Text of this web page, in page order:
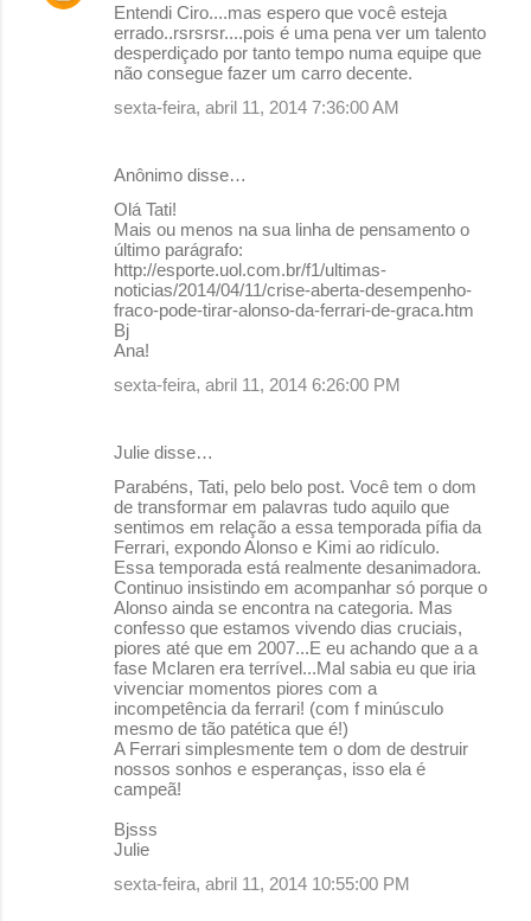
Entendi Ciro....mas espero que você esteja
errado..rsrsrsr....pois é uma pena ver um talento
desperdiçado por tanto tempo numa equipe que
não consegue fazer um carro decente.
sexta-feira, abril 11, 2014 7:36:00 AM
Anônimo disse…
Olá Tati!
Mais ou menos na sua linha de pensamento o
último parágrafo:
http://esporte.uol.com.br/f1/ultimas-
noticias/2014/04/11/crise-aberta-desempenho-
fraco-pode-tirar-alonso-da-ferrari-de-graca.htm
Bj
Ana!
sexta-feira, abril 11, 2014 6:26:00 PM
Julie disse…
Parabéns, Tati, pelo belo post. Você tem o dom
de transformar em palavras tudo aquilo que
sentimos em relação a essa temporada pífia da
Ferrari, expondo Alonso e Kimi ao ridículo.
Essa temporada está realmente desanimadora.
Continuo insistindo em acompanhar só porque o
Alonso ainda se encontra na categoria. Mas
confesso que estamos vivendo dias cruciais,
piores até que em 2007...E eu achando que a a
fase Mclaren era terrível...Mal sabia eu que iria
vivenciar momentos piores com a
incompetência da ferrari! (com f minúsculo
mesmo de tão patética que é!)
A Ferrari simplesmente tem o dom de destruir
nossos sonhos e esperanças, isso ela é
campeã!
Bjsss
Julie
sexta-feira, abril 11, 2014 10:55:00 PM